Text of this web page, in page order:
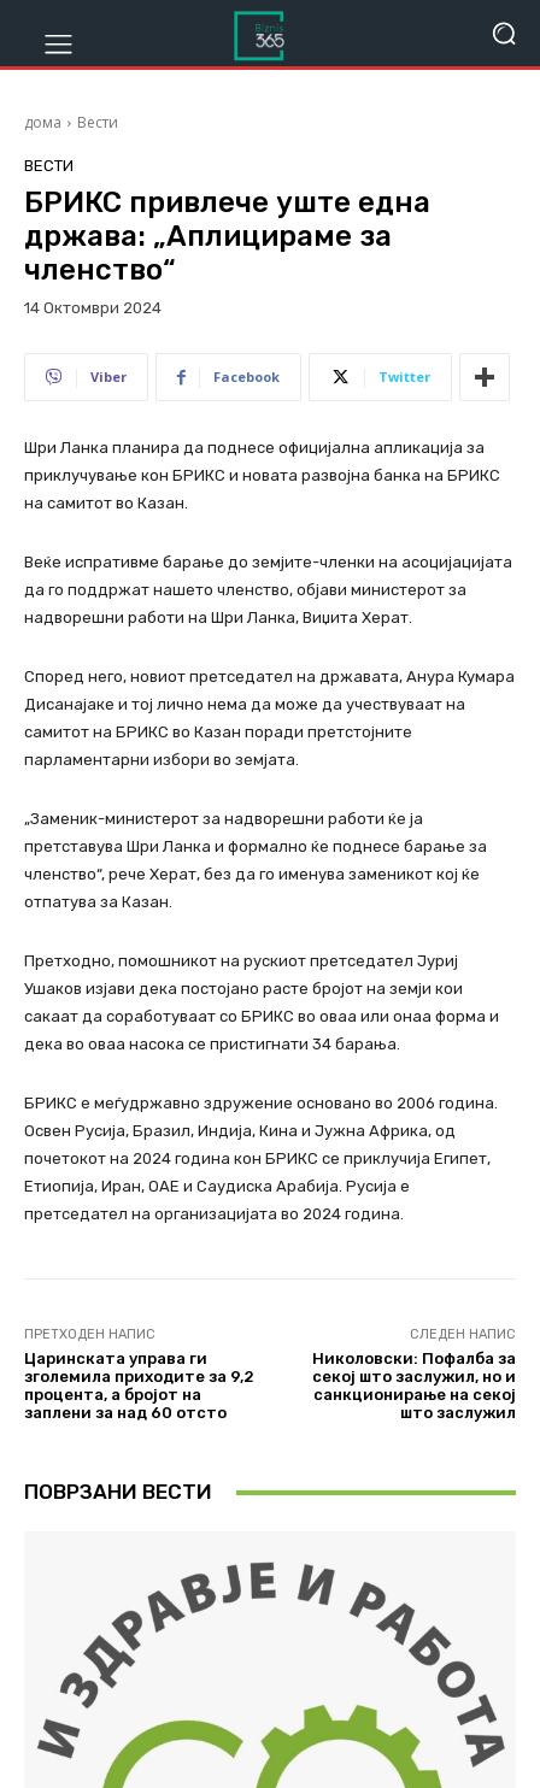
дома Вести
ВЕСТИ
БРИКС привлече уште една
држава: „Аплицираме за
членство“
14 Октомври 2024
Viber Facebook Twitter
Шри Ланка планира да поднесе официјална апликација за
приклучување кон БРИКС и новата развојна банка на БРИКС
на самитот во Казан.
Веќе испративме барање до земјите-членки на асоцијацијата
да го поддржат нашето членство, објави министерот за
надворешни работи на Шри Ланка, Виџита Херат.
Според него, новиот претседател на државата, Анура Кумара
Дисанајаке и тој лично нема да може да учествуваат на
самитот на БРИКС во Казан поради претстојните
парламентарни избори во земјата.
„Заменик-министерот за надворешни работи ќе ја
претставува Шри Ланка и формално ќе поднесе барање за
членство“, рече Херат, без да го именува заменикот кој ќе
отпатува за Казан.
Претходно, помошникот на рускиот претседател Јуриј
Ушаков изјави дека постојано расте бројот на земји кои
сакаат да соработуваат со БРИКС во оваа или онаа форма и
дека во оваа насока се пристигнати 34 барања.
БРИКС е меѓудржавно здружение основано во 2006 година.
Освен Русија, Бразил, Индија, Кина и Јужна Африка, од
почетокот на 2024 година кон БРИКС се приклучија Египет,
Етиопија, Иран, ОАЕ и Саудиска Арабија. Русија е
претседател на организацијата во 2024 година.
ПРЕТХОДЕН НАПИС
Царинската управа ги
зголемила приходите за 9,2
процента, а бројот на
заплени за над 60 отсто
СЛЕДЕН НАПИС
Николовски: Пофалба за
секој што заслужил, но и
санкционирање на секој
што заслужил
ПОВРЗАНИ ВЕСТИ